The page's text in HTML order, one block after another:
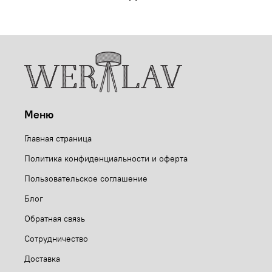
Меню
Главная страница
Политика конфиденциальности и оферта
Пользовательское соглашение
Блог
Обратная связь
Сотрудничество
Доставка